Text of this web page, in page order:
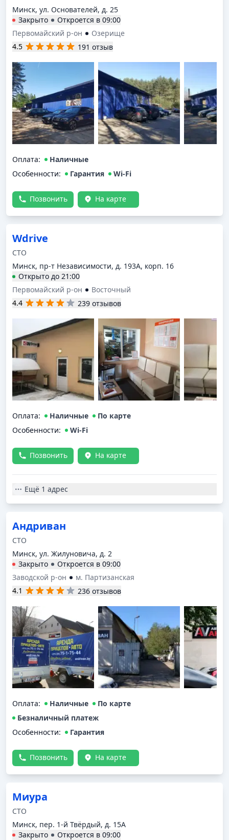
Минск, ул. Основателей, д. 25
Закрыто
Откроется в 09:00
Первомайский р-он
Озерище
4.5
191 отзыв
Оплата:
Наличные
Особенности:
Гарантия Wi-Fi
Позвонить На карте
Wdrive
СТО
Минск, пр-т Независимости, д. 193А, корп. 16
Открыто до 21:00
Первомайский р-он
Восточный
4.4
239 отзывов
Оплата: Наличные
По карте
Особенности:
Wi-Fi
Позвонить На карте
Ещё 1 адрес
Андриван
СТО
Минск, ул. Жилуновича, д. 2
Закрыто
Откроется в 09:00
Заводской р-он
м. Партизанская
4.1
236 отзывов
Оплата: Наличные
По карте
Безналичный платеж
Особенности:
Гарантия
Позвонить На карте
Миура
СТО
Минск, пер. 1-й Твёрдый, д. 15А
Закрыто
Откроется в 09:00